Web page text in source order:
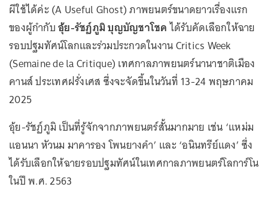
ผีใช้ได้ค่ะ (A Useful Ghost) ภาพยนตร์ขนาดยาวเรื่องแรก
ของผู้กำกับอุ้ย-รัชฏ์ภูมิ บุญบัญชาโชคได้รับคัดเลือกให้ฉาย
รอบปฐมทัศน์โลกและร่วมประกวดในงาน Critics Week
(Semaine de la Critique) เทศกาลภาพยนตร์นานาชาติเมือง
คานส์ ประเทศฝรั่งเศส ซึ่งจะจัดขึ้นในวันที่ 13-24 พฤษภาคม
2025
อุ้ย-รัชฏ์ภูมิ เป็นที่รู้จักจากภาพยนตร์สั้นมากมาย เช่น ‘แหม่ม
แอนนา หัวนม มาคารอง โพนยางคำ’ และ ‘อนินทรีย์แดง’ ซึ่ง
ได้รับเลือกให้ฉายรอบปฐมทัศน์ในเทศกาลภาพยนตร์โลการ์โน
ในปี พ.ศ. 2563